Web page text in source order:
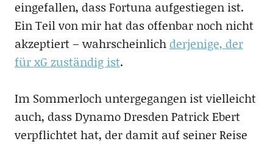
eingefallen, dass Fortuna aufgestiegen ist.
Ein Teil von mir hat das offenbar noch nicht
akzeptiert – wahrscheinlich derjenige, der
für xG zuständig ist.
Im Sommerloch untergegangen ist vielleicht
auch, dass Dynamo Dresden Patrick Ebert
verpflichtet hat, der damit auf seiner Reise